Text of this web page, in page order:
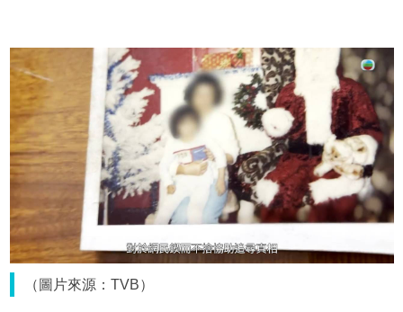
（圖片來源：TVB）